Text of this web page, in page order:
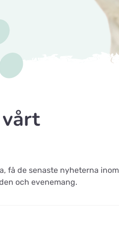
få de senaste nyheterna inom
och evenemang.